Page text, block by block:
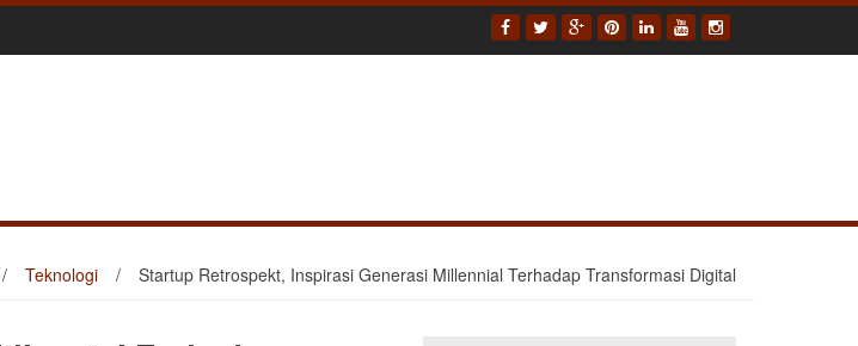
/ Teknologi / Startup Retrospekt, Inspirasi Generasi Millennial Terhadap Transformasi Digital